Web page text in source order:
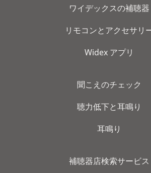
ワイデックスの補聴器
リモコンとアクセサリ
Widex アプリ
聞こえのチェック
聴力低下と耳鳴り
耳鳴り
補聴器店検索サービス